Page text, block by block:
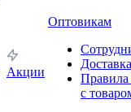
Акции
Оптовикам
Доставка
Правила
с